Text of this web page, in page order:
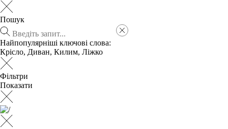
Пошук
Найпопулярніші ключові слова:
Крісло, Диван, Килим, Ліжко
Фільтри
Показати